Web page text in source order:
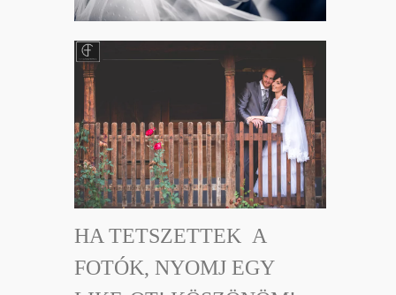
HA TETSZETTEK A
FOTÓK, NYOMJ EGY